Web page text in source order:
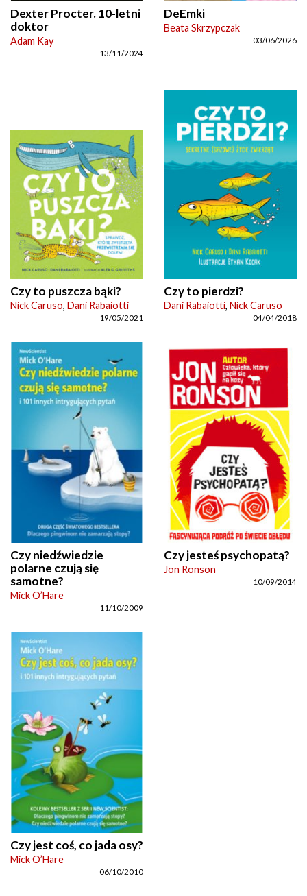
Dexter Procter. 10-letni
doktor
Adam Kay
13/11/2024
DeEmki
Beata Skrzypczak
03/06/2026
Czy to puszcza bąki?
Nick Caruso, Dani Rabaiotti
19/05/2021
Czy to pierdzi?
Dani Rabaiotti, Nick Caruso
04/04/2018
Czy niedźwiedzie
polarne czują się
samotne?
Mick O’Hare
11/10/2009
Czy jesteś psychopatą?
Jon Ronson
10/09/2014
Czy jest coś, co jada osy?
Mick O’Hare
06/10/2010